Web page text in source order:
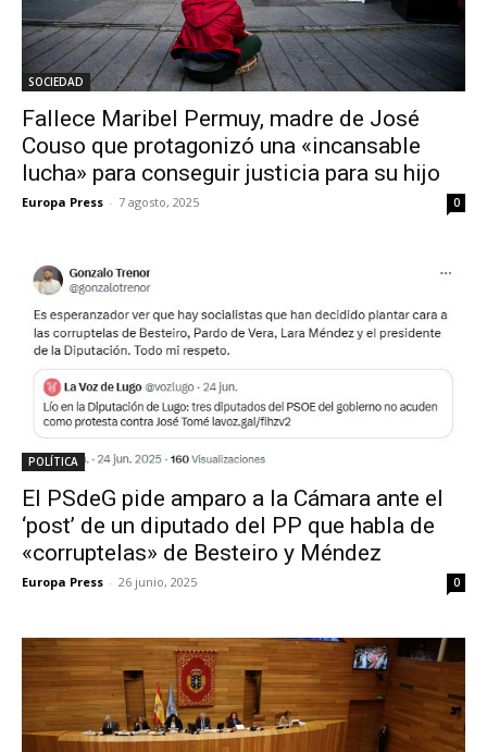
SOCIEDAD
Fallece Maribel Permuy, madre de José
Couso que protagonizó una «incansable
lucha» para conseguir justicia para su hijo
Europa Press - 7 agosto, 2025 0
POLÍTICA
El PSdeG pide amparo a la Cámara ante el
‘post’ de un diputado del PP que habla de
«corruptelas» de Besteiro y Méndez
Europa Press - 26 junio, 2025 0